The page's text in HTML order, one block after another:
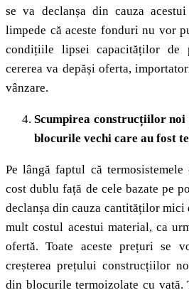
se va declanșa din cauza
limpede că aceste fonduri nu vor
condițiile lipsei capacităților de
cererea va depăși oferta,
vânzare.
Scumpirea construcțiilor
blocurile vechi care au fost
Pe lângă faptul că
cost dublu față de cele bazate pe
declanșa din cauza cantităților mici
mult costul acestui material, ca
ofertă. Toate aceste prețuri se
creșterea prețului construcțiilor
din blocurile termoizolate cu vată.